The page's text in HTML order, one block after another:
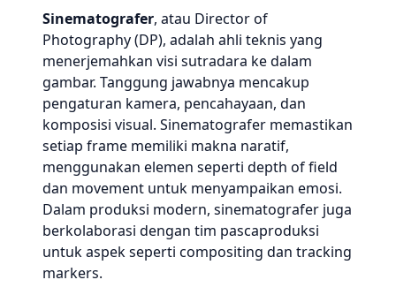
Sinematografer, atau Director of
Photography (DP), adalah ahli teknis yang
menerjemahkan visi sutradara ke dalam
gambar. Tanggung jawabnya mencakup
pengaturan kamera, pencahayaan, dan
komposisi visual. Sinematografer memastikan
setiap frame memiliki makna naratif,
menggunakan elemen seperti depth of field
dan movement untuk menyampaikan emosi.
Dalam produksi modern, sinematografer juga
berkolaborasi dengan tim pascaproduksi
untuk aspek seperti compositing dan tracking
markers.